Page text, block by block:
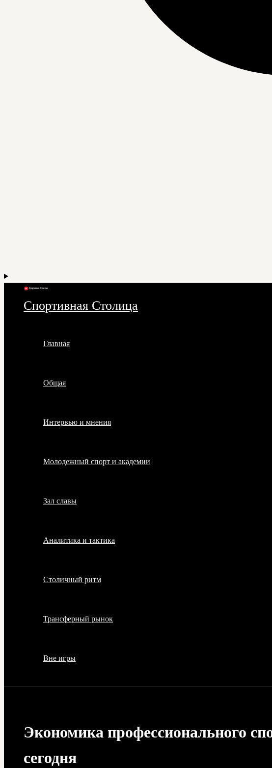
Спортивная Столица
Главная
Общая
Интервью и мнения
Молодежный спорт и академии
Зал славы
Аналитика и тактика
Столичный ритм
Трансферный рынок
Вне игры
Экономика профессионального
сегодня